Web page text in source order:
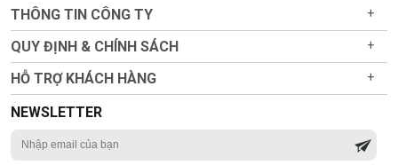
THÔNG TIN CÔNG TY +
QUY ĐỊNH & CHÍNH SÁCH +
HỖ TRỢ KHÁCH HÀNG +
NEWSLETTER